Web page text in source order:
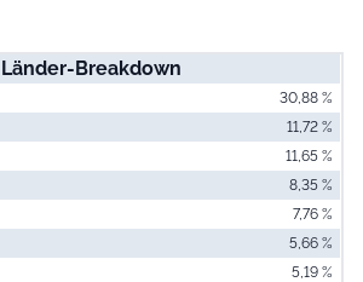
Länder-Breakdown
30,88 %
11,72 %
11,65 %
8,35 %
7,76 %
5,66 %
5,19 %